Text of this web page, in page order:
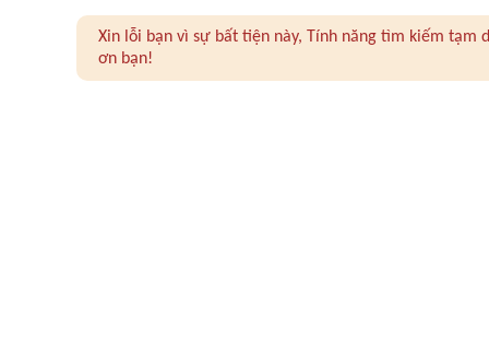
Xin lỗi bạn vì sự bất tiện này, Tính năng tìm kiếm
ơn bạn!